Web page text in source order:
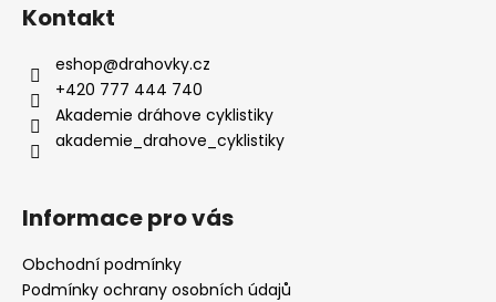
Kontakt
eshop@drahovky.cz
+420 777 444 740
Akademie dráhove cyklistiky
akademie_drahove_cyklistiky
Informace pro vás
Obchodní podmínky
Podmínky ochrany osobních údajů